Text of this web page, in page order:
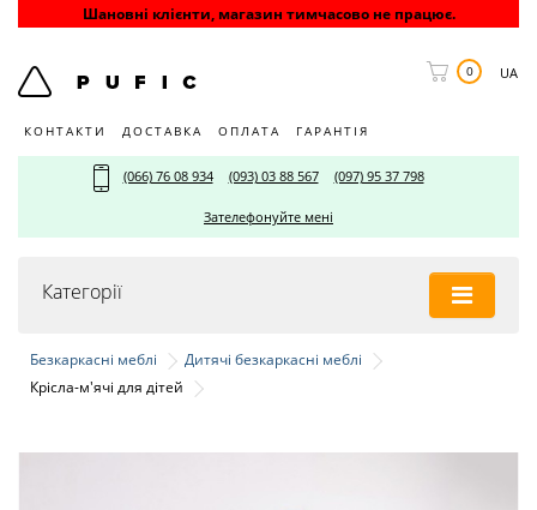
Шановні клієнти, магазин тимчасово не працює.
UA
0
КОНТАКТИ ДОСТАВКА ОПЛАТА ГАРАНТІЯ
(066) 76 08 934 (093) 03 88 567 (097) 95 37 798
Зателефонуйте мені
Категорії
Безкаркасні меблі
Дитячі безкаркасні меблі
Крісла-м'ячі для дітей